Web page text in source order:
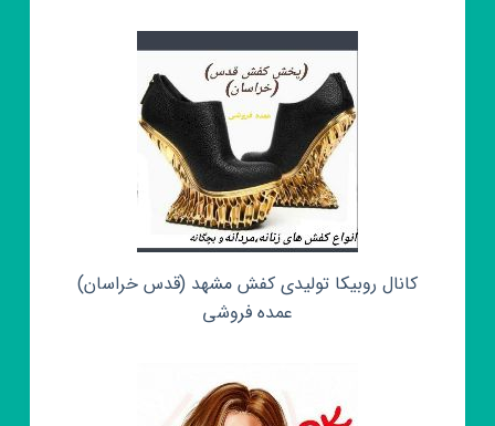
کانال روبیکا تولیدی کفش مشهد (قدس خراسان)
عمده فروشی